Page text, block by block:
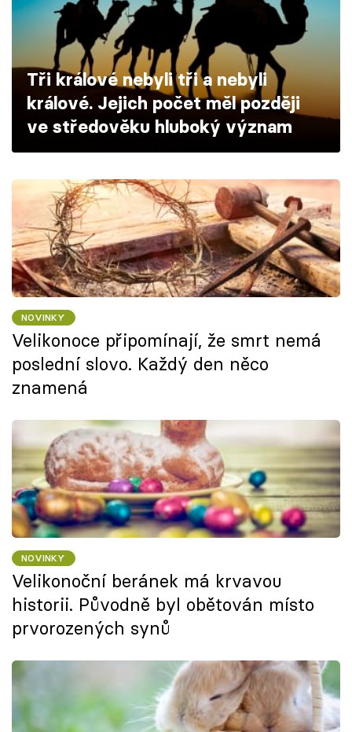
Škola vaření
Recepty z TV
Speciál: Cuketa
Těhotnej kuchař
Přihlášení
Sledujte nás
Tři králové nebyli tři a nebyli
králové. Jejich počet měl později
ve středověku hluboký význam
NOVINKY
Velikonoce připomínají, že smrt nemá
poslední slovo. Každý den něco
znamená
NOVINKY
Velikonoční beránek má krvavou
historii. Původně byl obětován místo
prvorozených synů